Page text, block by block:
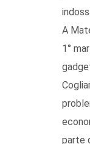
A
1°
parte